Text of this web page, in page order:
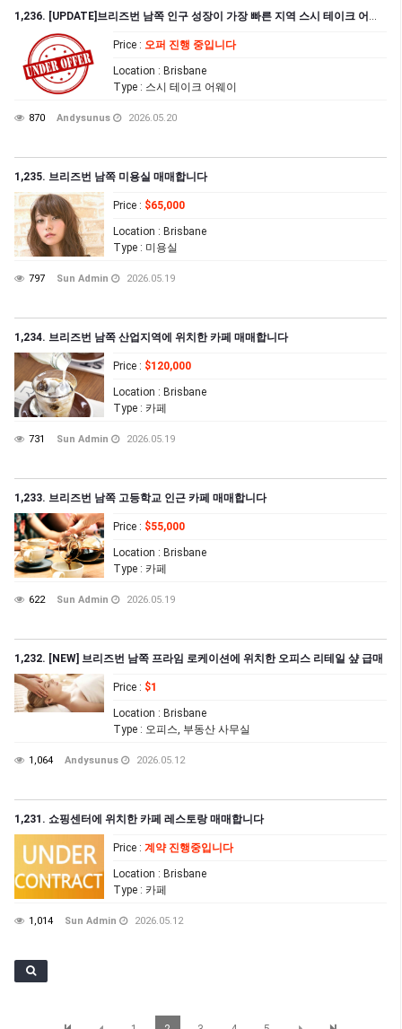
1,236. [UPDATE]브리즈번 남쪽 인구 성장이 가장 빠른 지역 스시 테이크 어웨이 샾
Price : 오퍼 진행 중입니다
Location : Brisbane
Type : 스시 테이크 어웨이
870 Andysunus 2026.05.20
1,235. 브리즈번 남쪽 미용실 매매합니다
Price : $65,000
Location : Brisbane
Type : 미용실
797 Sun Admin 2026.05.19
1,234. 브리즈번 남쪽 산업지역에 위치한 카페 매매합니다
Price : $120,000
Location : Brisbane
Type : 카페
731 Sun Admin 2026.05.19
1,233. 브리즈번 남쪽 고등학교 인근 카페 매매합니다
Price : $55,000
Location : Brisbane
Type : 카페
622 Sun Admin 2026.05.19
1,232. [NEW] 브리즈번 남쪽 프라임 로케이션에 위치한 오피스 리테일 샾 급매
Price : $1
Location : Brisbane
Type : 오피스, 부동산 사무실
1,064 Andysunus 2026.05.12
1,231. 쇼핑센터에 위치한 카페 레스토랑 매매합니다
Price : 계약 진행중입니다
Location : Brisbane
Type : 카페
1,014 Sun Admin 2026.05.12